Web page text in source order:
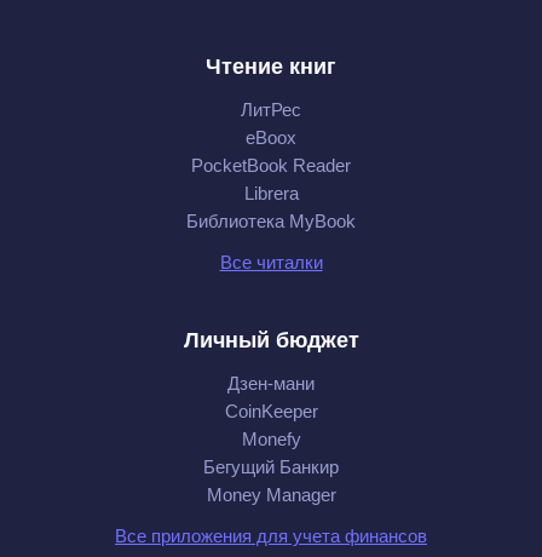
Чтение книг
ЛитРес
eBoox
PocketBook Reader
Librera
Библиотека MyBook
Все читалки
Личный бюджет
Дзен-мани
CoinKeeper
Monefy
Бегущий Банкир
Money Manager
Все приложения для учета финансов